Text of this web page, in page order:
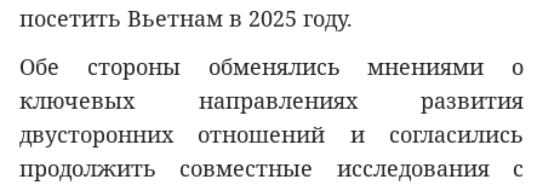
посетить Вьетнам в 2025 году.
Обе стороны обменялись мнениями о
ключевых направлениях развития
двусторонних отношений и согласились
продолжить совместные исследования с